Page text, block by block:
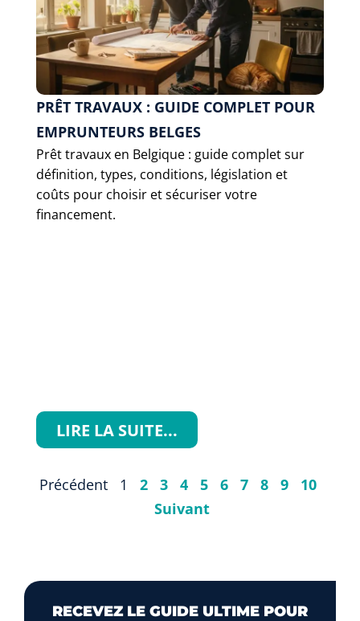
PRÊT TRAVAUX : GUIDE COMPLET POUR
EMPRUNTEURS BELGES
Prêt travaux en Belgique : guide complet sur
définition, types, conditions, législation et
coûts pour choisir et sécuriser votre
financement.
LIRE LA SUITE...
Précédent 1 2 3 4 5 6 7 8 9
10
Suivant
RECEVEZ LE GUIDE ULTIME POUR